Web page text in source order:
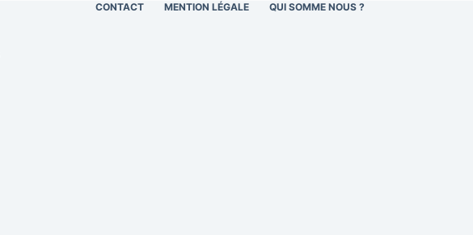
CONTACT MENTION LÉGALE QUI SOMME NOUS ?